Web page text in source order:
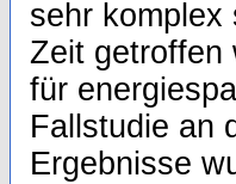
sehr komplex
Zeit getroffen
für
Fallstudie an
Ergebnisse